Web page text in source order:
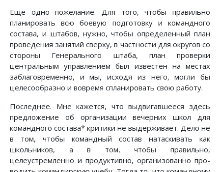
Еще одно пожелание. Для того, чтобы правильно
планировать всю боевую подготовку и командного
состава, и штабов, нужно, чтобы определенный план
проведения занятий сверху, в частности для округов со
стороны Генерального штаба, план проверки
центральным управлением был известен на местах
заблаговременно, и мы, исходя из него, могли бы
целесообразно и вовремя спланировать свою работу.
Последнее. Мне кажется, что выдвигавшееся здесь
предложение об орга­низации вечерних школ для
командного состава* критики не выдерживает. Дело не
в том, чтобы командный состав натаскивать как
школьников, а в том, чтобы правильно,
целеустремленно и продуктивно, организованно про­